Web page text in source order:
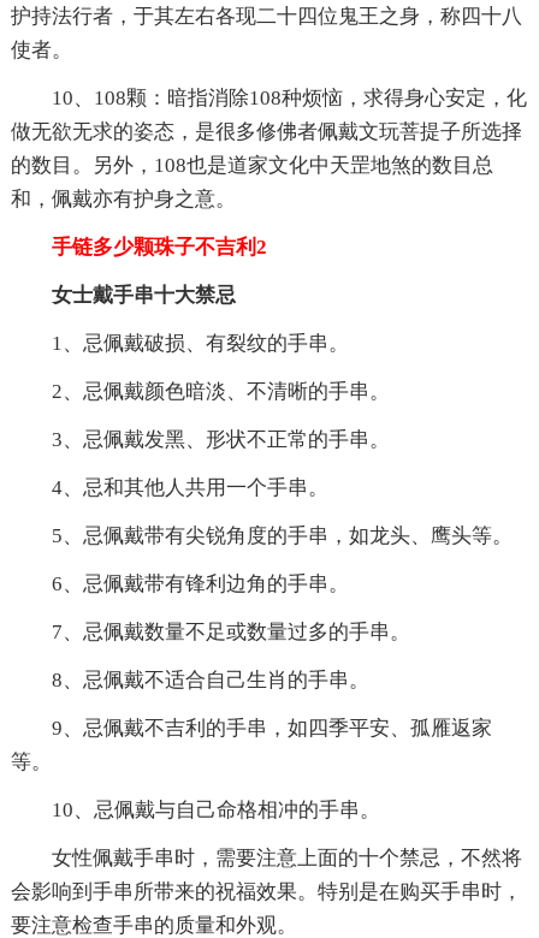
护持法行者，于其左右各现二十四位鬼王之身，称四十八
使者。
10、108颗：暗指消除108种烦恼，求得身心安定，化
做无欲无求的姿态，是很多修佛者佩戴文玩菩提子所选择
的数目。另外，108也是道家文化中天罡地煞的数目总
和，佩戴亦有护身之意。
手链多少颗珠子不吉利2
女士戴手串十大禁忌
1、忌佩戴破损、有裂纹的手串。
2、忌佩戴颜色暗淡、不清晰的手串。
3、忌佩戴发黑、形状不正常的手串。
4、忌和其他人共用一个手串。
5、忌佩戴带有尖锐角度的手串，如龙头、鹰头等。
6、忌佩戴带有锋利边角的手串。
7、忌佩戴数量不足或数量过多的手串。
8、忌佩戴不适合自己生肖的手串。
9、忌佩戴不吉利的手串，如四季平安、孤雁返家
等。
10、忌佩戴与自己命格相冲的手串。
女性佩戴手串时，需要注意上面的十个禁忌，不然将
会影响到手串所带来的祝福效果。特别是在购买手串时，
要注意检查手串的质量和外观。